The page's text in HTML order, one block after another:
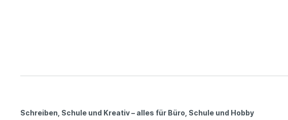
Schreiben, Schule und Kreativ – alles für Büro, Schule und Hobby